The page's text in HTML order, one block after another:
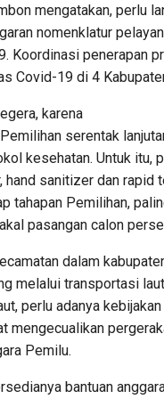
mengatakan, perlu
nomenklatur
Koordinasi penerapan
Covid-19 di 4
karena
serentak
kesehatan. Untuk itu,
hand sanitizer dan rapid
tahapan Pemilihan,
pasangan calon
dalam
melalui transportasi
perlu adanya
mengecualikan
Pemilu.
bantuan